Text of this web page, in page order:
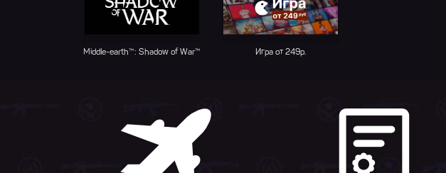
Middle-earth™: Shadow of War™ Игра от 249р.